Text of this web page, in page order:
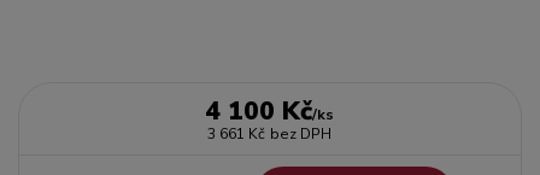
4 100 Kč/ks
3 661 Kč bez DPH